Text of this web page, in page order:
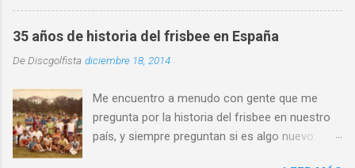
participación de medio centenar de alumnos de
distintos centros de educativos de Asturias,
primaria y ESO y Bachiller. Alumnado de centros
escolares de distintas localidades de Asturias,
Villaviciosa, Noreña y Oviedo, donde destacó la
al alta participación del IES Leopoldo Alas.
Participó alumnado de quince centros
35 años de historia del frisbee en España
DeDiscgolfista diciembre 18, 2014
Me encuentro a menudo con gente que me
pregunta por la historia del frisbee en nuestro
país, y siempre preguntan si es algo nuevo.